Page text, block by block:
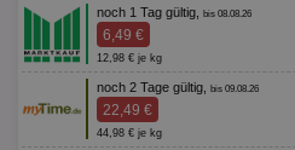
noch 1 Tag gültig, bis 08.08.26
6,49 €
12,98 € je kg
noch 2 Tage gültig, bis 09.08.26
22,49 €
44,98 € je kg